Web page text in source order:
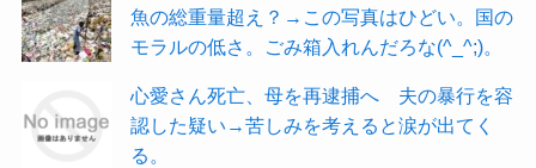
魚の総重量超え？→この写真はひどい。国の
モラルの低さ。ごみ箱入れんだろな(^_^;)。
心愛さん死亡、母を再逮捕へ 夫の暴行を容
認した疑い→苦しみを考えると涙が出てく
る。